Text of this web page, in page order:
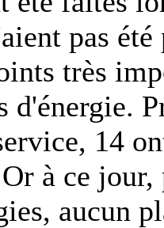
pas
très
d'énergie.
14
à ce
aucun